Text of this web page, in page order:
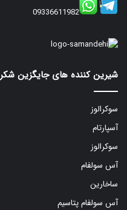
09336611982
شیرین کننده های جایگزین شکر
سوکرالوز
آسپارتام
سوکرالوز
آس سولفام
ساخارین
آس سولفام پتاسیم